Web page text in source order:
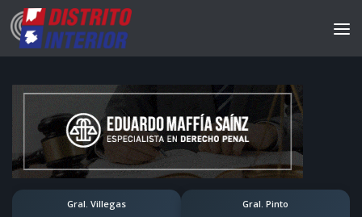
Gral. Villegas Gral. Pinto